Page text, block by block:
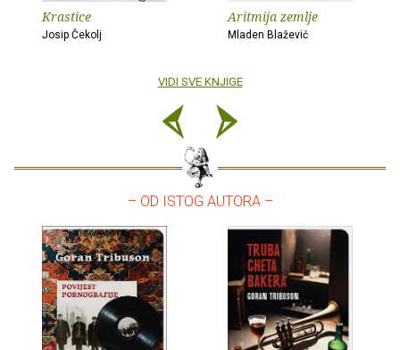
Krastice
Josip Čekolj
Aritmija zemlje
Mladen Blažević
VIDI SVE KNJIGE
– OD ISTOG AUTORA –